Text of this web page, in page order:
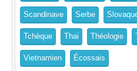
Scandinave Serbe
Tchèque Thai Théologie
Vietnamien Écossais